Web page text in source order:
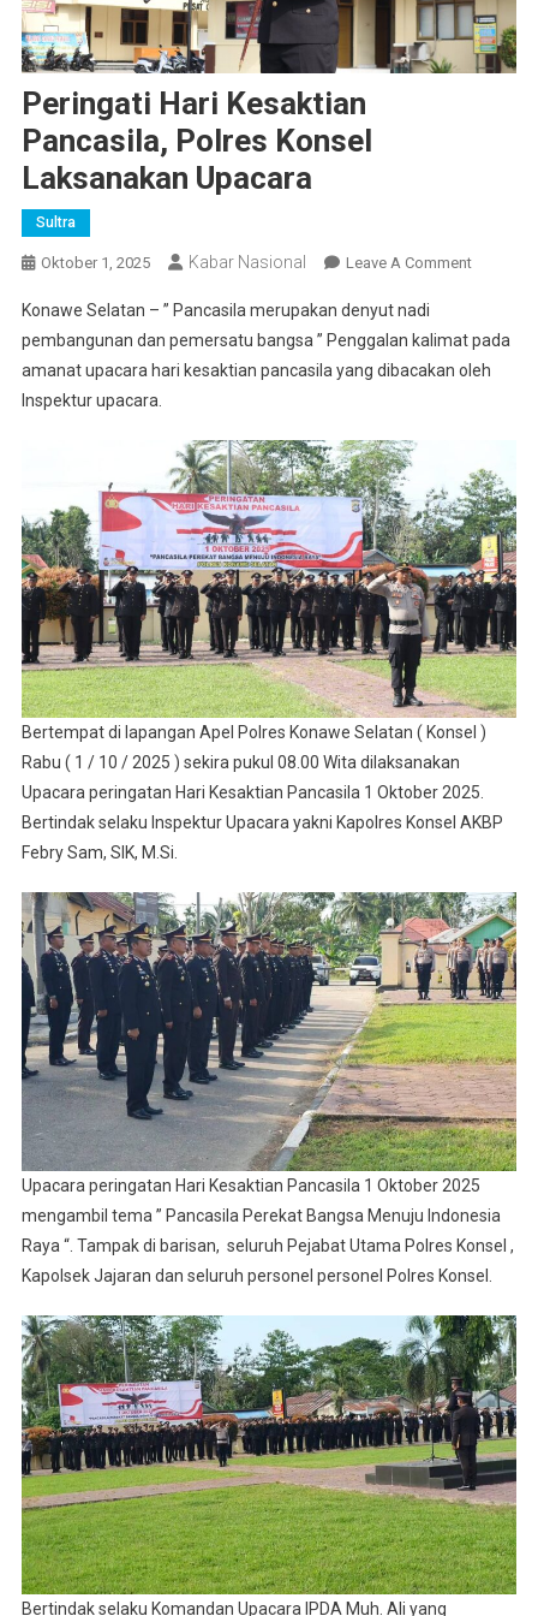
Peringati Hari Kesaktian
Pancasila, Polres Konsel
Laksanakan Upacara
Sultra
Oktober 1, 2025 Kabar Nasional Leave A CommentOn
Kesaktian
Upacara
Konawe Selatan – ” Pancasila merupakan denyut nadi
pembangunan dan pemersatu bangsa ” Penggalan kalimat pada
amanat upacara hari kesaktian pancasila yang dibacakan oleh
Inspektur upacara.
Bertempat di lapangan Apel Polres Konawe Selatan ( Konsel )
Rabu ( 1 / 10 / 2025 ) sekira pukul 08.00 Wita dilaksanakan
Upacara peringatan Hari Kesaktian Pancasila 1 Oktober 2025.
Bertindak selaku Inspektur Upacara yakni Kapolres Konsel AKBP
Febry Sam, SIK, M.Si.
Upacara peringatan Hari Kesaktian Pancasila 1 Oktober 2025
mengambil tema ” Pancasila Perekat Bangsa Menuju Indonesia
Raya “. Tampak di barisan, seluruh Pejabat Utama Polres Konsel ,
Kapolsek Jajaran dan seluruh personel personel Polres Konsel.
Bertindak selaku Komandan Upacara IPDA Muh. Ali yang